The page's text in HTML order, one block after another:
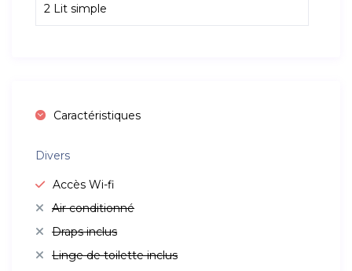
2 Lit simple
Caractéristiques
Divers
Accès Wi-fi
Air conditionné
Draps inclus
Linge de toilette inclus